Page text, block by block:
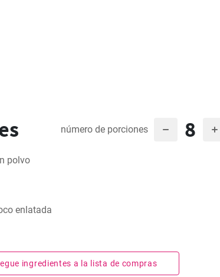
número de porciones 8
polvo
enlatada
ingredientes a la lista de compras